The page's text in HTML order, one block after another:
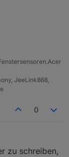
JeeLink868,
0
zu schreiben,